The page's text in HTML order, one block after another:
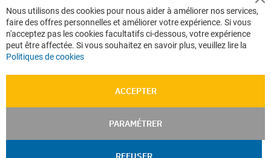
Données personnelles
Confidentialité
Plan du site
Nous utilisons des cookies pour nous aider à améliorer nos services,
faire des offres personnelles et améliorer votre expérience. Si vous
n'acceptez pas les cookies facultatifs ci-dessous, votre expérience
peut être affectée. Si vous souhaitez en savoir plus, veuillez lire la
Politiques de cookies
ACCEPTER
PARAMÉTRER